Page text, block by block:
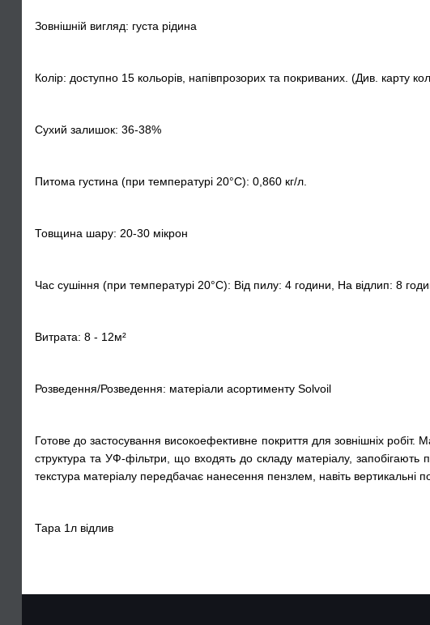
Зовнішній вигляд: густа рідина
Колір: доступно 15 кольорів, напівпрозорих та покриваних. (Див. карту
Сухий залишок: 36-38%
Питома густина (при температурі 20°C): 0,860 кг/л.
Товщина шару: 20-30 мікрон
Час сушіння (при температурі 20°C): Від пилу: 4 години, На відлип: 8
Витрата: 8 - 12м²
Розведення/Розведення: матеріали асортименту Solvoil
Готове до застосування високоефективне покриття для зовнішніх
структура та УФ-фільтри, що входять до складу матеріалу,
текстура матеріалу передбачає нанесення пензлем, навіть вертикальні
Тара 1л відлив